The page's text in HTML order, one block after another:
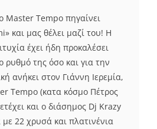
Master Tempo πηγαίνει
και μας θέλει μαζί του! Η
έχει ήδη προκαλέσει
ρυθμό της όσο και για την
ανήκει στον Γιάννη Ιερεμία,
Tempo (κατα κόσμο Πέτρος
και ο διάσημος Dj Krazy
22 χρυσά και πλατινένια